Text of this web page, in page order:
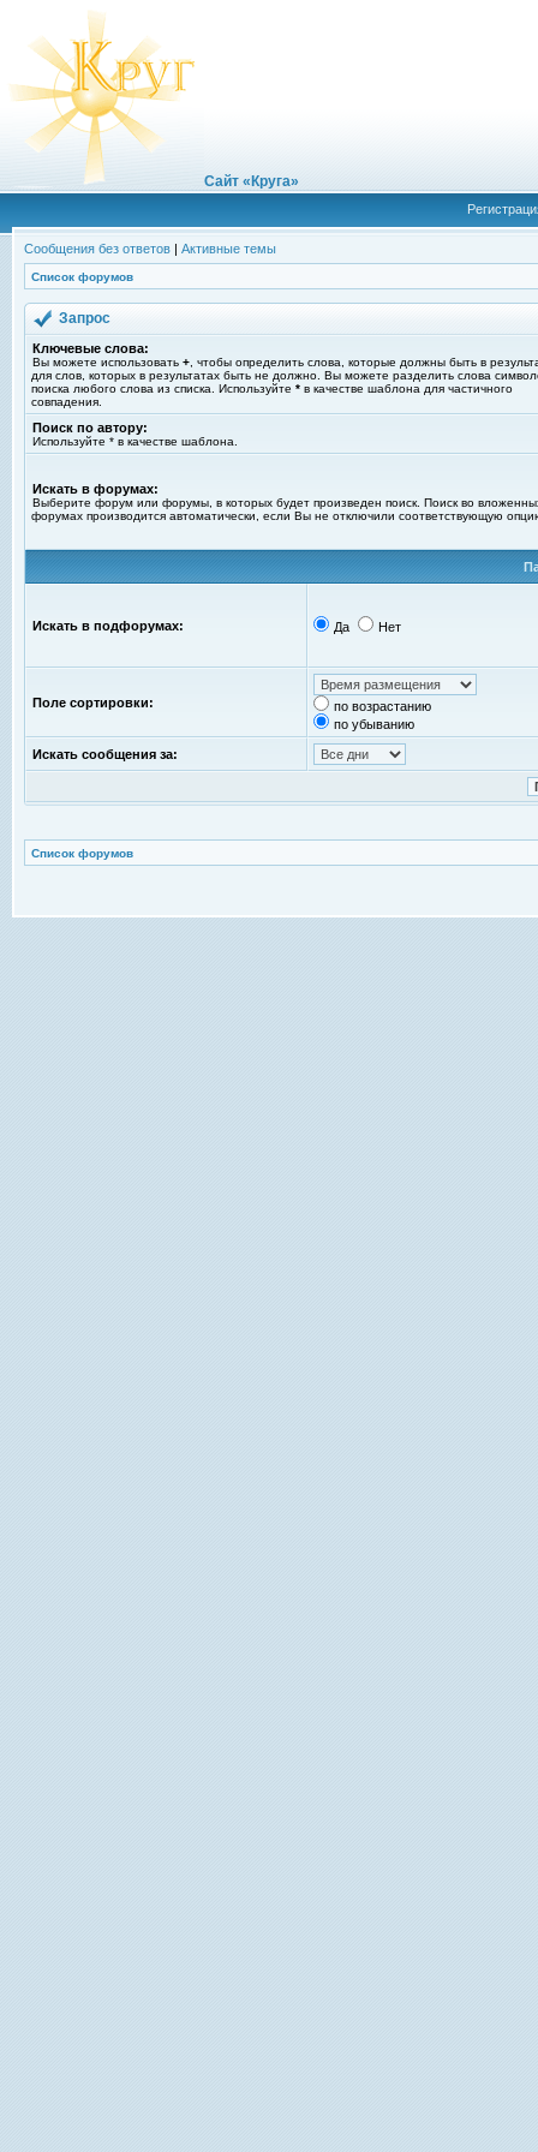
Сайт «Круга»
Сообщения без ответов | Активные темы
Список форумов
Запрос
Ключевые слова:
Вы можете использовать + , чтобы определить слова, которые должны быть в
для слов, которых в результатах быть не должно. Вы можете разделить слова
поиска любого слова из списка. Используйте * в качестве шаблона для частичного
совпадения.
Поиск по автору:
Используйте * в качестве шаблона.
Искать в форумах:
Выберите форум или форумы, в которых будет произведен поиск. Поиск во
форумах производится автоматически, если Вы не отключили соответствующую
Искать в подфорумах: Да Нет
Поле сортировки:
по возрастанию
по убыванию
Искать сообщения за:
Список форумов